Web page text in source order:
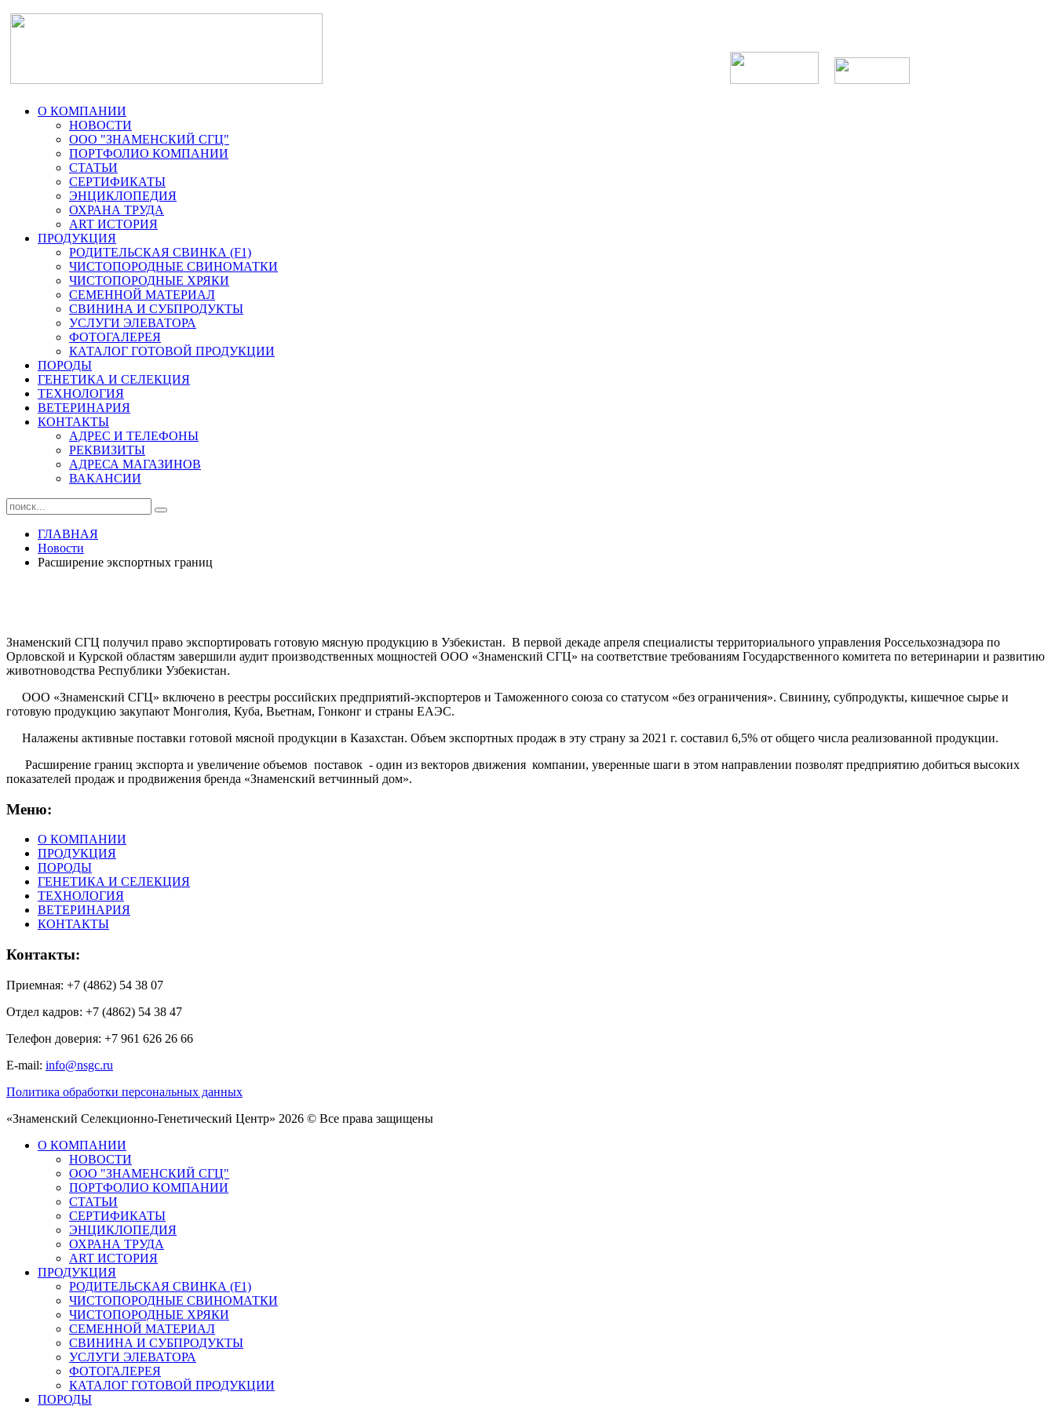
О КОМПАНИИ
НОВОСТИ
ООО "ЗНАМЕНСКИЙ СГЦ"
ПОРТФОЛИО КОМПАНИИ
СТАТЬИ
СЕРТИФИКАТЫ
ЭНЦИКЛОПЕДИЯ
ОХРАНА ТРУДА
ART ИСТОРИЯ
ПРОДУКЦИЯ
РОДИТЕЛЬСКАЯ СВИНКА (F1)
ЧИСТОПОРОДНЫЕ СВИНОМАТКИ
ЧИСТОПОРОДНЫЕ ХРЯКИ
СЕМЕННОЙ МАТЕРИАЛ
СВИНИНА И СУБПРОДУКТЫ
УСЛУГИ ЭЛЕВАТОРА
ФОТОГАЛЕРЕЯ
КАТАЛОГ ГОТОВОЙ ПРОДУКЦИИ
ПОРОДЫ
ГЕНЕТИКА И СЕЛЕКЦИЯ
ТЕХНОЛОГИЯ
ВЕТЕРИНАРИЯ
КОНТАКТЫ
АДРЕС И ТЕЛЕФОНЫ
РЕКВИЗИТЫ
АДРЕСА МАГАЗИНОВ
ВАКАНСИИ
ГЛАВНАЯ
Новости
Расширение экспортных границ
Знаменский СГЦ получил право экспортировать готовую мясную продукцию в Узбекистан. В первой декаде апреля специалисты территориального управления Россельхознадзора по
Орловской и Курской областям завершили аудит производственных мощностей ООО «Знаменский СГЦ» на соответствие требованиям Государственного комитета по ветеринарии и развитию
животноводства Республики Узбекистан.
ООО «Знаменский СГЦ» включено в реестры российских предприятий-экспортеров и Таможенного союза со статусом «без ограничения». Свинину, субпродукты, кишечное сырье и
готовую продукцию закупают Монголия, Куба, Вьетнам, Гонконг и страны ЕАЭС.
Налажены активные поставки готовой мясной продукции в Казахстан. Объем экспортных продаж в эту страну за 2021 г. составил 6,5% от общего числа реализованной продукции.
Расширение границ экспорта и увеличение объемов поставок - один из векторов движения компании, уверенные шаги в этом направлении позволят предприятию добиться высоких
показателей продаж и продвижения бренда «Знаменский ветчинный дом».
Меню:
О КОМПАНИИ
ПРОДУКЦИЯ
ПОРОДЫ
ГЕНЕТИКА И СЕЛЕКЦИЯ
ТЕХНОЛОГИЯ
ВЕТЕРИНАРИЯ
КОНТАКТЫ
Контакты:
Приемная: +7 (4862) 54 38 07
Отдел кадров: +7 (4862) 54 38 47
Телефон доверия: +7 961 626 26 66
E-mail: info@nsgc.ru
Политика обработки персональных данных
«Знаменский Селекционно-Генетический Центр» 2026 © Все права защищены
О КОМПАНИИ
НОВОСТИ
ООО "ЗНАМЕНСКИЙ СГЦ"
ПОРТФОЛИО КОМПАНИИ
СТАТЬИ
СЕРТИФИКАТЫ
ЭНЦИКЛОПЕДИЯ
ОХРАНА ТРУДА
ART ИСТОРИЯ
ПРОДУКЦИЯ
РОДИТЕЛЬСКАЯ СВИНКА (F1)
ЧИСТОПОРОДНЫЕ СВИНОМАТКИ
ЧИСТОПОРОДНЫЕ ХРЯКИ
СЕМЕННОЙ МАТЕРИАЛ
СВИНИНА И СУБПРОДУКТЫ
УСЛУГИ ЭЛЕВАТОРА
ФОТОГАЛЕРЕЯ
КАТАЛОГ ГОТОВОЙ ПРОДУКЦИИ
ПОРОДЫ